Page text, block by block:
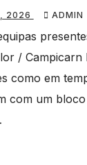
2026 ADMIN
/ Campicarn
como em
com um